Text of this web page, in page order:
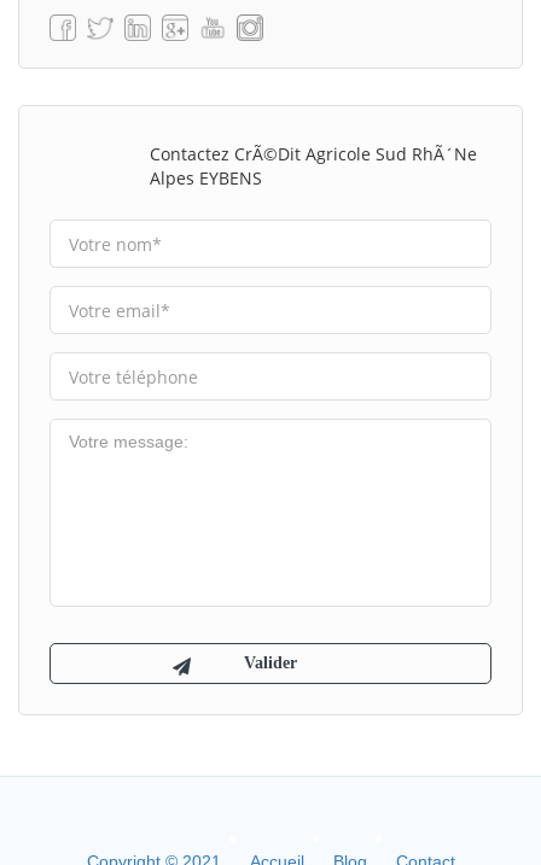
Contactez CrÃ©dit Agricole Sud RhÃ´ne
Alpes EYBENS